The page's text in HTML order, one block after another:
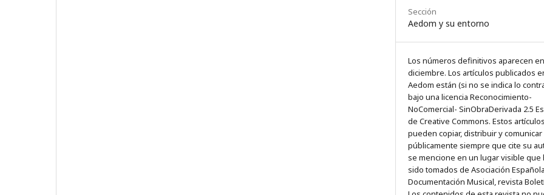
Sección
Aedom y su entorno
Los números definitivos aparecen en
diciembre. Los artículos publicados
Aedom están (si no se indica lo
bajo una licencia Reconocimiento-
NoComercial- SinObraDerivada 2.5
de Creative Commons. Estos
pueden copiar, distribuir y comunicar
públicamente siempre que cite su
se mencione en un lugar visible que
sido tomados de Asociación
Documentación Musical, revista